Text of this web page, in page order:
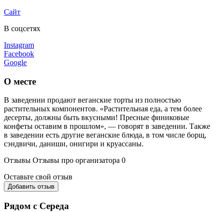
Сайт
В соцсетях
Instagram
Facebook
Google
О месте
В заведении продают веганские торты из полностью
растительных компонентов. «Растительная еда, а тем более
десерты, должны быть вкусными! Пресные финиковые
конфеты оставим в прошлом», — говорят в заведении. Также
в заведении есть другие веганские блюда, в том числе борщ,
сэндвичи, даниши, онигири и круассаны.
Отзывы Отзывы про организатора 0
Оставьте свой отзыв
Добавить отзыв
Рядом с Середа